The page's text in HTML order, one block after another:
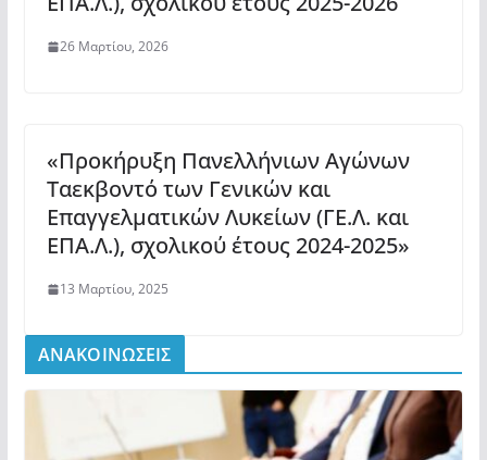
26 Μαρτίου, 2026
«Προκήρυξη Πανελλήνιων Αγώνων
Ταεκβοντό των Γενικών και
Επαγγελματικών Λυκείων (ΓΕ.Λ. και
ΕΠΑ.Λ.), σχολικού έτους 2024-2025»
13 Μαρτίου, 2025
ΑΝΑΚΟΙΝΩΣΕΙΣ